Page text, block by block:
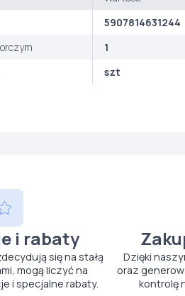
5907814631244
1
szt
i rabaty
się na stałą
mogą liczyć na
i specjalne rabaty.
Dzięki
oraz
kontrolę